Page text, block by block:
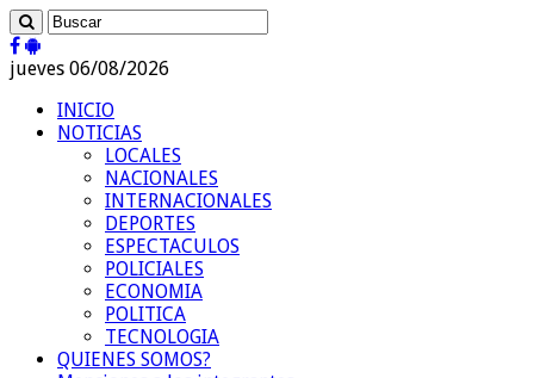
jueves 06/08/2026
INICIO
NOTICIAS
LOCALES
NACIONALES
INTERNACIONALES
DEPORTES
ESPECTACULOS
POLICIALES
ECONOMIA
POLITICA
TECNOLOGIA
QUIENES SOMOS?